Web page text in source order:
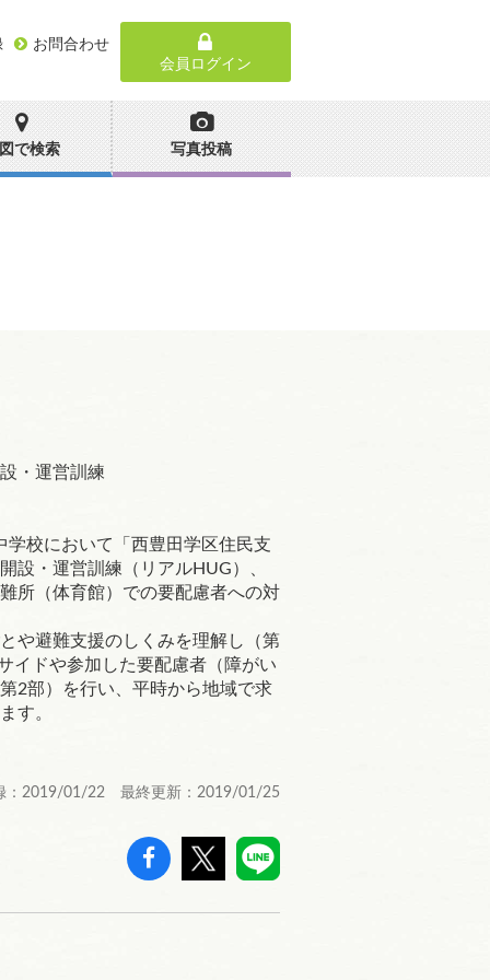
お問合わせ
会員ログイン
で検索 写真投稿
・運営訓練
校において「西豊田学区住民支
設・運営訓練（リアルHUG）、
所（体育館）での要配慮者への対
や避難支援のしくみを理解し（第
イドや参加した要配慮者（障がい
2部）を行い、平時から地域で求
す。
：2019/01/22 最終更新：2019/01/25